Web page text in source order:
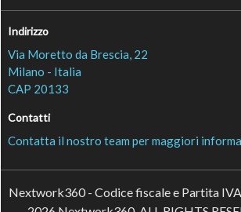
Indirizzo
Via Moretto da Brescia, 22
Milano - Italia
CAP 20133
Contatti
Contatta il nostro team per maggiori
Nextwork360 - Codice fiscale e Partita